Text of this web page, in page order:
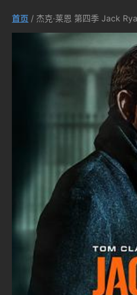
首页 / 杰克·莱恩 第四季 Jack